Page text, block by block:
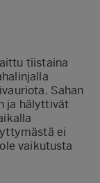
tiistaina
Sahan
ja hälyttivät
ei
vaikutusta